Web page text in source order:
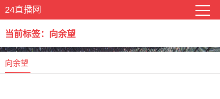
24直播网
当前标签：向余望
向余望